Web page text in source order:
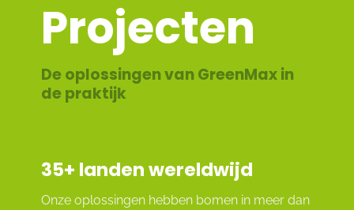
Projecten
De oplossingen van GreenMax in
de praktijk
35+ landen wereldwijd
Onze oplossingen hebben bomen in meer dan